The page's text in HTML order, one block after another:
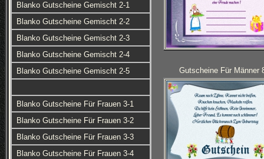
Blanko Gutscheine Gemischt 2-1
Blanko Gutscheine Gemischt 2-2
Blanko Gutscheine Gemischt 2-3
Blanko Gutscheine Gemischt 2-4
Blanko Gutscheine Gemischt 2-5
Blanko Gutscheine Für Frauen 3-1
Blanko Gutscheine Für Frauen 3-2
Blanko Gutscheine Für Frauen 3-3
Blanko Gutscheine Für Frauen 3-4
Gutscheine Für Männer